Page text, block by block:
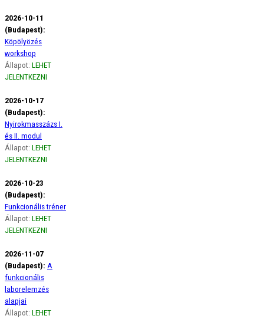
2026-10-11
(Budapest):
Köpölyözés
workshop
Állapot: LEHET
JELENTKEZNI
2026-10-17
(Budapest):
Nyirokmasszázs I.
és II. modul
Állapot: LEHET
JELENTKEZNI
2026-10-23
(Budapest):
Funkcionális tréner
Állapot: LEHET
JELENTKEZNI
2026-11-07
(Budapest): A
funkcionális
laborelemzés
alapjai
Állapot: LEHET